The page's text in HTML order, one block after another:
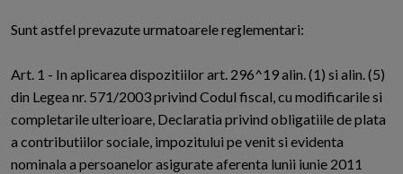
Sunt astfel prevazute urmatoarele reglementari:
Art. 1 - In aplicarea dispozitiilor art. 296^19 alin. (1) si alin. (5)
din Legea nr. 571/2003 privind Codul fiscal, cu modificarile si
completarile ulterioare, Declaratia privind obligatiile de plata
a contributiilor sociale, impozitului pe venit si evidenta
nominala a persoanelor asigurate aferenta lunii iunie 2011